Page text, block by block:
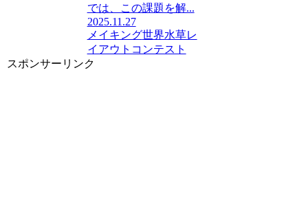
では、この課題を解...
2025.11.27
メイキング世界水草レ
イアウトコンテスト
スポンサーリンク